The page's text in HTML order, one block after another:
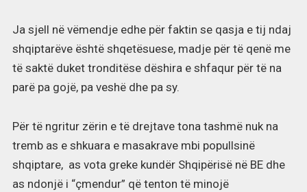
Ja sjell në vëmendje edhe për faktin se qasja e tij ndaj
shqiptarëve është shqetësuese, madje për të qenë me
të saktë duket tronditëse dëshira e shfaqur për të na
parë pa gojë, pa veshë dhe pa sy.
Për të ngritur zërin e të drejtave tona tashmë nuk na
tremb as e shkuara e masakrave mbi popullsinë
shqiptare, as vota greke kundër Shqipërisë në BE dhe
as ndonjë i “çmendur” që tenton të minojë